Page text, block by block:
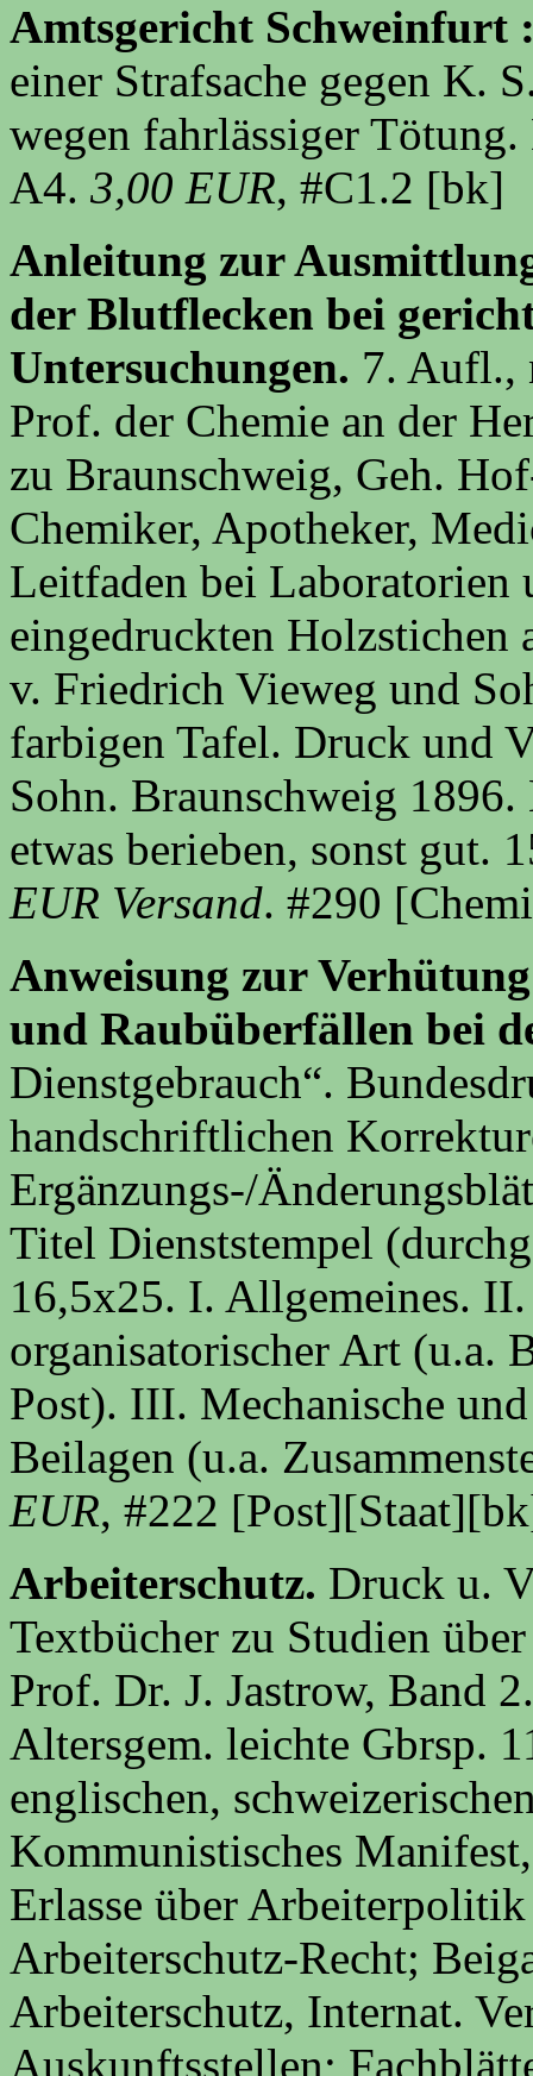
Amtsgericht Schweinfurt
einer Strafsache gegen K.
wegen fahrlässiger
A4. 3,00 EUR, #C1.2 [bk]
Anleitung zur
der Blutflecken bei
Untersuchungen. 7. Aufl.,
Prof. der Chemie an der
zu Braunschweig, Geh.
Chemiker, Apotheker,
Leitfaden bei Laboratorien
eingedruckten Holzstichen
v. Friedrich Vieweg und
farbigen Tafel. Druck und
Sohn. Braunschweig
etwas berieben, sonst gut.
EUR Versand. #290
Anweisung zur
und Raubüberfällen bei
Dienstgebrauch“.
handschriftlichen
Ergänzungs-/
Titel Dienststempel
16,5x25. I. Allgemeines.
organisatorischer Art (u.a.
Post). III. Mechanische
Beilagen (u.a.
EUR, #222
Arbeiterschutz. Druck u.
Textbücher zu Studien
Prof. Dr. J. Jastrow, Band
Altersgem. leichte Gbrsp.
englischen,
Kommunistisches
Erlasse über
Arbeiterschutz-Recht;
Arbeiterschutz, Internat.
Auskunftsstellen;